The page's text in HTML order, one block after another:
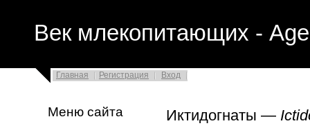
Век млекопитающих -
Главная Регистрация Вход
Меню сайта Иктидогнаты —